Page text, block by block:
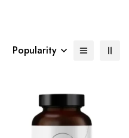
Popularity